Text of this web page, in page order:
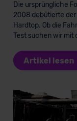
Die ursprüngliche
2008 debütierte der
Hardtop. Ob die
Test suchen wir mit
Artikel lesen